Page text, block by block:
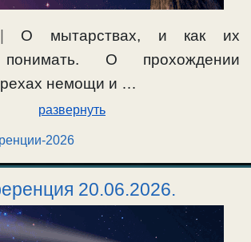
О мытарствах, и как их
понимать. О прохождении
немощи и …
развернуть
2026
20.06.2026.